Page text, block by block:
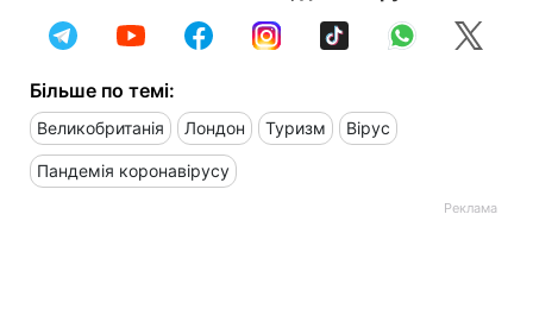
Більше по темі:
Великобританія Лондон Туризм Вірус
Пандемія коронавірусу